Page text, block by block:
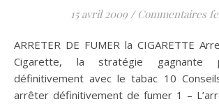
15 avril 2009 / Commentaires
ARRETER DE FUMER la CIGARETTE Arreter de fumer la
Cigarette, la stratégie
définitivement avec le tabac 10
arrêter définitivement de fumer 1 –